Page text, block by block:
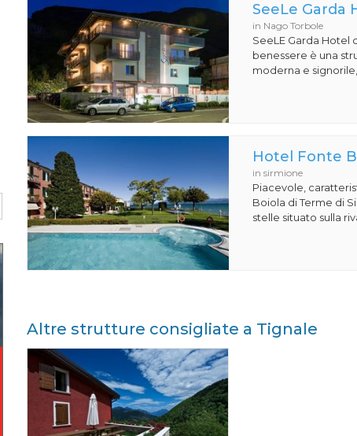
SeeLe Garda
in Nago Torbole
SeeLE Garda Hotel
benessere è una
moderna e signorile,
Hotel Fonte
in sirmione
Piacevole,
Boiola di Terme di
stelle situato sulla
Altre strutture consigliate a Tignale